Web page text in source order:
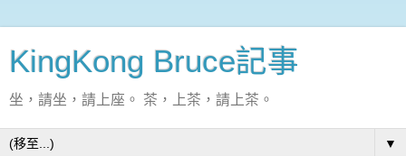
KingKong Bruce記事
坐，請坐，請上座。 茶，上茶，請上茶。
▼